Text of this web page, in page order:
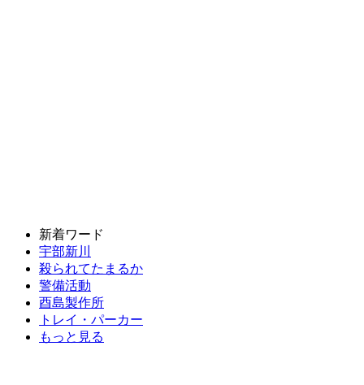
新着ワード
宇部新川
殺られてたまるか
警備活動
酉島製作所
トレイ・パーカー
もっと見る